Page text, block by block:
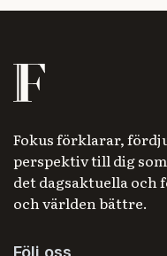
Fokus förklarar,
perspektiv till dig
det dagsaktuella och
och världen bättre.
Följ oss